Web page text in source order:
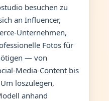
besuchen zu
an Influencer,
Unternehmen,
Fotos für
— von
Media-Content bis
loszulegen,
anhand